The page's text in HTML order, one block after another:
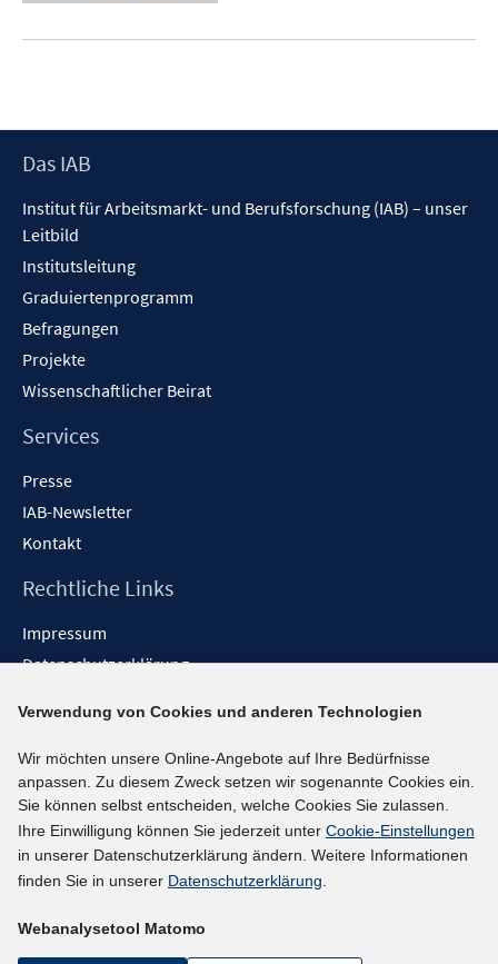
Footer
Das IAB
Institut für Arbeitsmarkt- und Berufsforschung (IAB) – unser
Leitbild
Institutsleitung
Graduiertenprogramm
Befragungen
Projekte
Wissenschaftlicher Beirat
Services
Presse
IAB-Newsletter
Kontakt
Rechtliche Links
Impressum
Datenschutzerklärung
Barrieren melden
Social-Media-Kanäle
BlueSky
YouTube
LinkedIn
kununu
Verwendung von Cookies und anderen Technologien
Wir möchten unsere Online-Angebote auf Ihre Bedürfnisse
anpassen. Zu diesem Zweck setzen wir sogenannte Cookies ein.
Sie können selbst entscheiden, welche Cookies Sie zulassen.
Ihre Einwilligung können Sie jederzeit unter Cookie-Einstellungen
in unserer Datenschutzerklärung ändern. Weitere Informationen
finden Sie in unserer Datenschutzerklärung.
Webanalysetool Matomo